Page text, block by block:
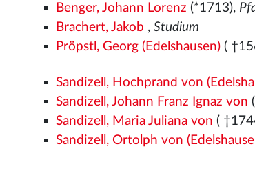
Benger, Johann Lorenz (*1713),
Brachert, Jakob ,Studium
Pröpstl, Georg (Edelshausen) (
Sandizell, Hochprand von
Sandizell, Johann Franz Ignaz von
Sandizell, Maria Juliana von (
Sandizell, Ortolph von